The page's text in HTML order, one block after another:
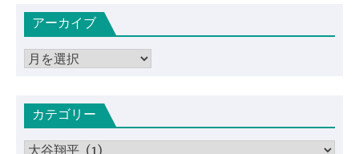
アーカイブ
ア
イカテゴリー
カ